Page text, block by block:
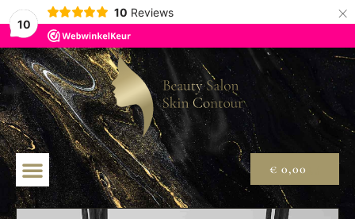
10
10 Reviews ×
€ 0,00